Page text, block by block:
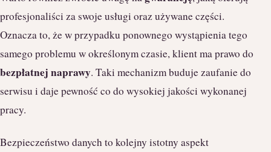
profesjonaliści za swoje usługi oraz używane części.
Oznacza to, że w przypadku ponownego wystąpienia tego
samego problemu w określonym czasie, klient ma prawo do
bezpłatnej naprawy. Taki mechanizm buduje zaufanie do
serwisu i daje pewność co do wysokiej jakości wykonanej
pracy.
Bezpieczeństwo danych to kolejny istotny aspekt